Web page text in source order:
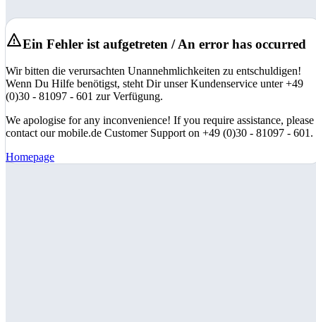
Ein Fehler ist aufgetreten / An error has occurred
Wir bitten die verursachten Unannehmlichkeiten zu entschuldigen!
Wenn Du Hilfe benötigst, steht Dir unser Kundenservice unter +49
(0)30 - 81097 - 601 zur Verfügung.
We apologise for any inconvenience! If you require assistance, please
contact our mobile.de Customer Support on +49 (0)30 - 81097 - 601.
Homepage